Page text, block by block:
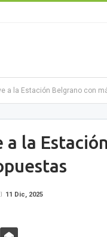
a la Estación Belgrano con
a la
11 Dic, 2025